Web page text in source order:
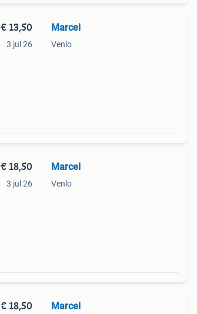
€ 13,50
3 jul 26
Marcel
Venlo
€ 18,50
3 jul 26
Marcel
Venlo
€ 18,50 Marcel